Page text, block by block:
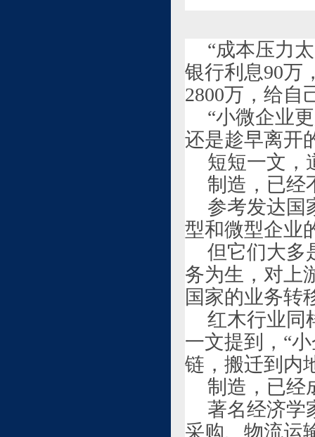
“成本压力
银行利息90万
2800万，给自
“小微企业
还是趁早离开
短短一文，
制造，已经
参考发达国
型和微型企业
但它们大多
务为生，对上
国家的业务转
红木行业同
一文提到，“
链，搬迁到内
制造，已经
著名经济学
采购、物流运